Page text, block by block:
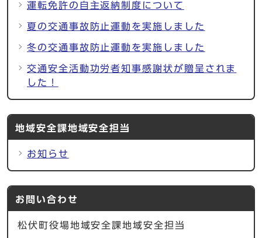
運転免許の自主返納制度について
夏の交通事故防止運動を実施しました
冬の交通事故防止運動を実施しました
交通安全活動功労者知事感謝状が贈呈されま
した！
地域安全課地域安全担当
お知らせ
お問い合わせ
松伏町役場地域安全課地域安全担当